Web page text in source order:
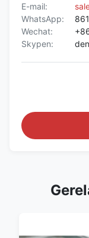
E-mail:
WhatsApp:
Wechat:
Skypen: